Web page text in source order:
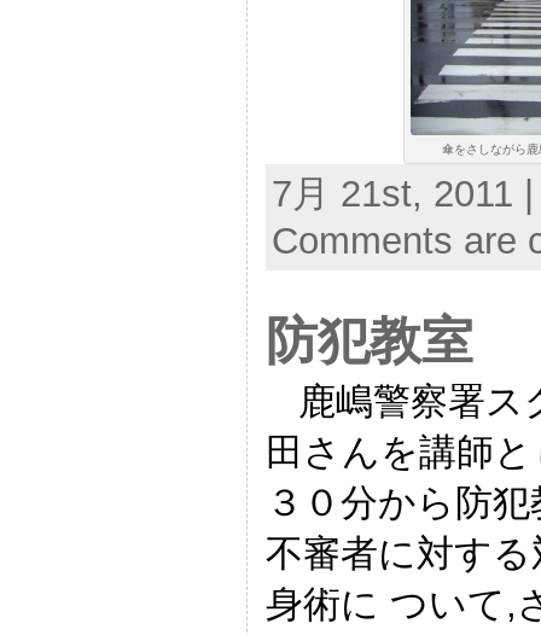
傘をさしながら
7月 21st, 2011
Comments are
防犯教室
鹿嶋警察署ス
田さんを講師
３０分から防
不審者に対す
身術に ついて,